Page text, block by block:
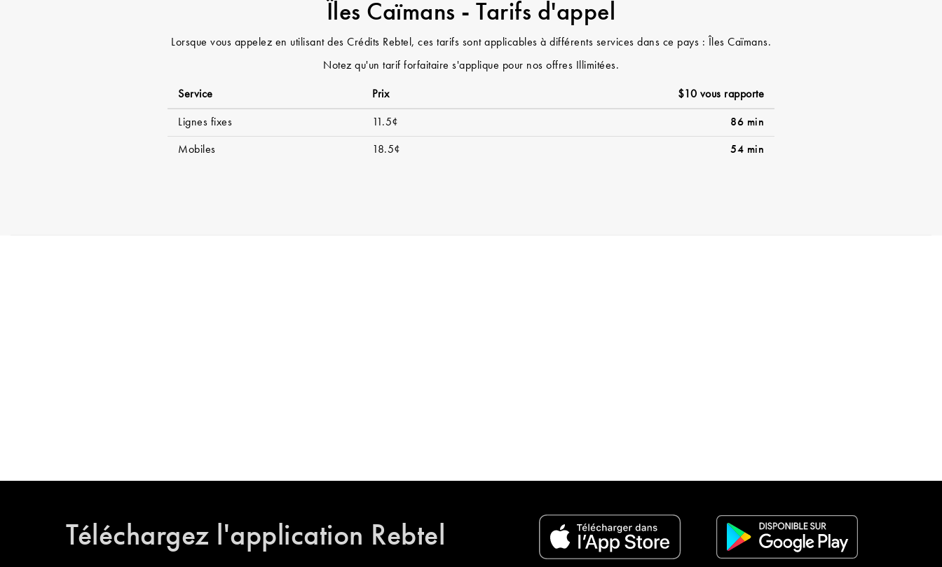
Îles Caïmans - Tarifs d'appel
Lorsque vous appelez en utilisant des Crédits Rebtel, ces tarifs sont applicables à différents services dans ce pays : Îles Caïmans.
Notez qu'un tarif forfaitaire s'applique pour nos offres Illimitées.
Service Prix $10 vous rapporte
Lignes fixes 11.5¢ 86 min
Mobiles 18.5¢ 54 min
Téléchargez l'application Rebtel